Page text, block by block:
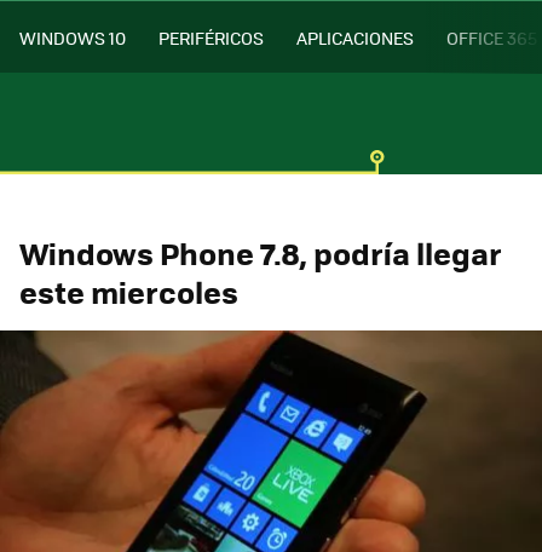
WINDOWS 10 PERIFÉRICOS APLICACIONES OFFICE 365
Windows Phone 7.8, podría llegar
este miercoles